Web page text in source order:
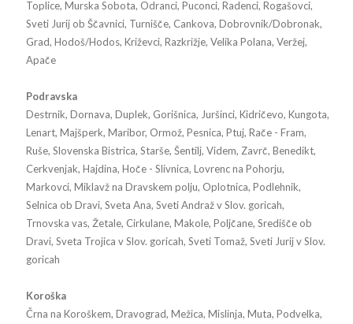
Toplice, Murska Sobota, Odranci, Puconci, Radenci, Rogašovci,
Sveti Jurij ob Ščavnici, Turnišče, Cankova, Dobrovnik/Dobronak,
Grad, Hodoš/Hodos, Križevci, Razkrižje, Velika Polana, Veržej,
Apače
Podravska
Destrnik, Dornava, Duplek, Gorišnica, Juršinci, Kidričevo, Kungota,
Lenart, Majšperk, Maribor, Ormož, Pesnica, Ptuj, Rače - Fram,
Ruše, Slovenska Bistrica, Starše, Šentilj, Videm, Zavrč, Benedikt,
Cerkvenjak, Hajdina, Hoče - Slivnica, Lovrenc na Pohorju,
Markovci, Miklavž na Dravskem polju, Oplotnica, Podlehnik,
Selnica ob Dravi, Sveta Ana, Sveti Andraž v Slov. goricah,
Trnovska vas, Žetale, Cirkulane, Makole, Poljčane, Središče ob
Dravi, Sveta Trojica v Slov. goricah, Sveti Tomaž, Sveti Jurij v Slov.
goricah
Koroška
Črna na Koroškem, Dravograd, Mežica, Mislinja, Muta, Podvelka,